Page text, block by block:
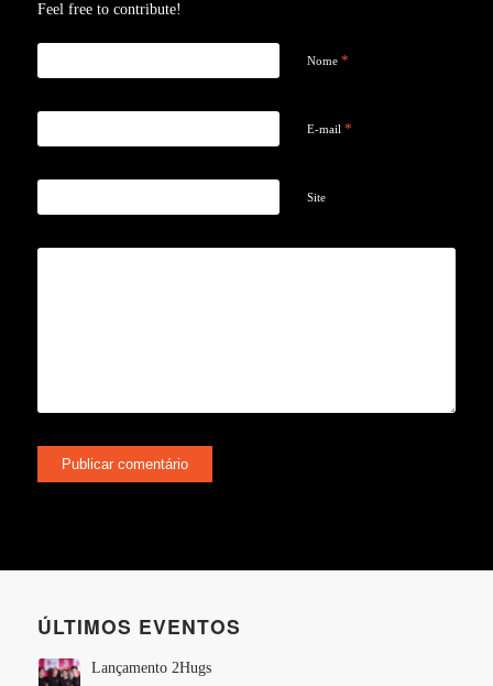
Feel free to contribute!
Nome *
E-mail *
Site
ÚLTIMOS EVENTOS
Lançamento 2Hugs